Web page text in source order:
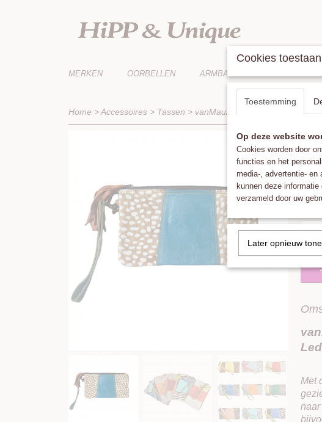
MERKEN OORBELLEN ARMBANDEN
Home >Accessoires > Tassen > vanMauZ vanMauZ Lederen
€
✓
Met
naar
Cookies
Toestemming
Op deze website
Cookies worden door
functies en het
media-, advertentie- en
kunnen deze
verzameld door uw
Later opnieuw